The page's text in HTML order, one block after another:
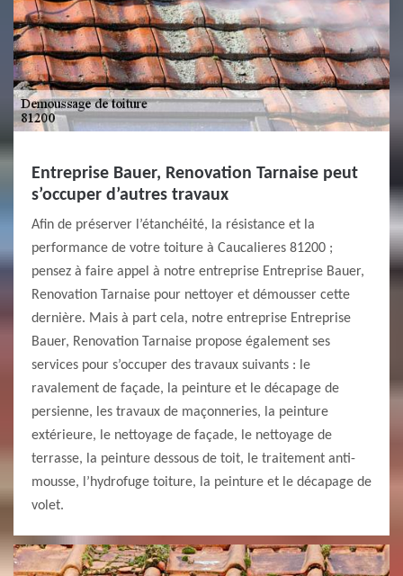
Entreprise Bauer, Renovation Tarnaise peut
s’occuper d’autres travaux
Afin de préserver l’étanchéité, la résistance et la
performance de votre toiture à Caucalieres 81200 ;
pensez à faire appel à notre entreprise Entreprise Bauer,
Renovation Tarnaise pour nettoyer et démousser cette
dernière. Mais à part cela, notre entreprise Entreprise
Bauer, Renovation Tarnaise propose également ses
services pour s’occuper des travaux suivants : le
ravalement de façade, la peinture et le décapage de
persienne, les travaux de maçonneries, la peinture
extérieure, le nettoyage de façade, le nettoyage de
terrasse, la peinture dessous de toit, le traitement anti-
mousse, l’hydrofuge toiture, la peinture et le décapage de
volet.